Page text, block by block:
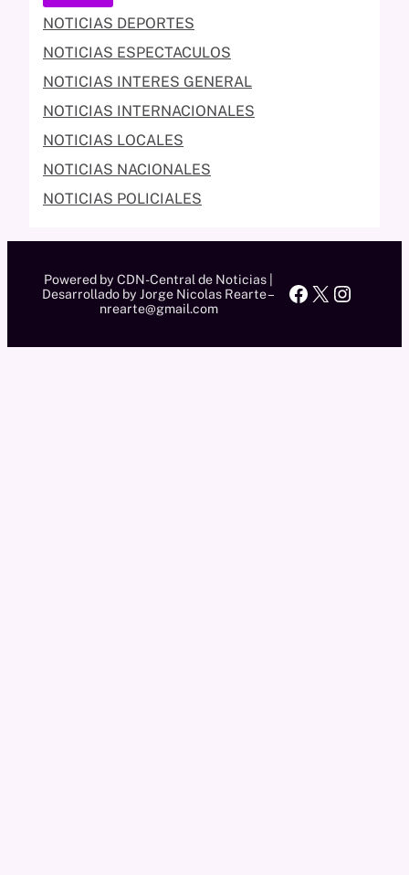
NOTICIAS DEPORTES
NOTICIAS ESPECTACULOS
NOTICIAS INTERES GENERAL
NOTICIAS INTERNACIONALES
NOTICIAS LOCALES
NOTICIAS NACIONALES
NOTICIAS POLICIALES
Powered by CDN-Central de Noticias |
Desarrollado by Jorge Nicolas Rearte –
nrearte@gmail.com
Facebook
X